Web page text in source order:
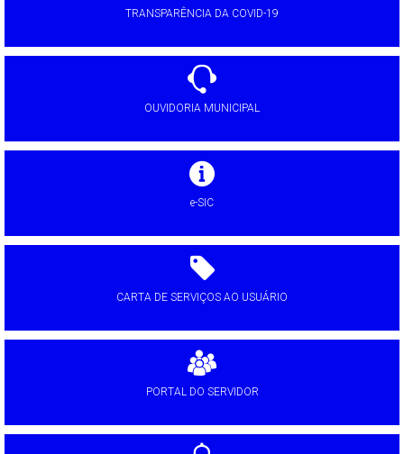
TRANSPARÊNCIA DA COVID-19
OUVIDORIA MUNICIPAL
e-SIC
CARTA DE SERVIÇOS AO USUÁRIO
PORTAL DO SERVIDOR